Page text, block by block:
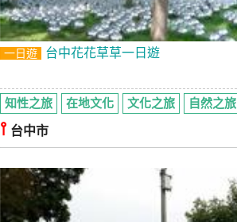
一日遊 台中花花草草一日遊
知性之旅 在地文化 文化之旅 自然之旅
⫯ 台中市